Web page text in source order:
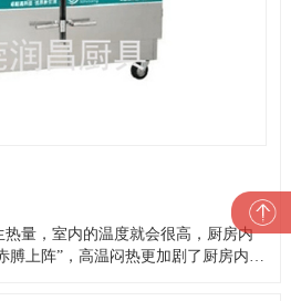
量，室内的温度就会很高，厨房内
膊上阵”，高温闷热更加剧了厨房内的